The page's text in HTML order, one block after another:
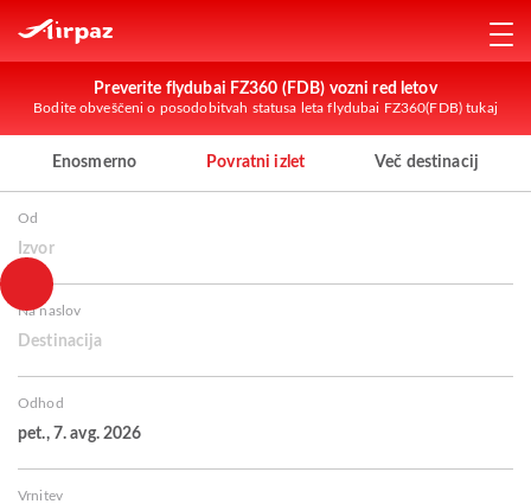
Preverite flydubai FZ360 (FDB) vozni red letov
Bodite obveščeni o posodobitvah statusa leta flydubai FZ360(FDB) tukaj
Enosmerno Povratni izlet Več destinacij
Od
Izvor
Na naslov
Destinacija
Odhod
pet., 7. avg. 2026
Vrnitev